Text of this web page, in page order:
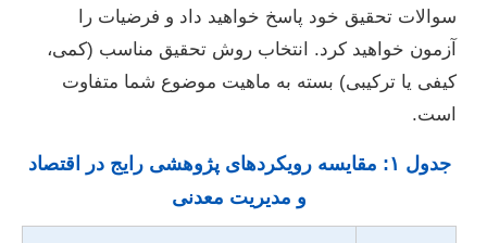
سوالات تحقیق خود پاسخ خواهید داد و فرضیات را
آزمون خواهید کرد. انتخاب روش تحقیق مناسب (کمی،
کیفی یا ترکیبی) بسته به ماهیت موضوع شما متفاوت
است.
جدول ۱: مقایسه رویکردهای پژوهشی رایج در اقتصاد
و مدیریت معدنی